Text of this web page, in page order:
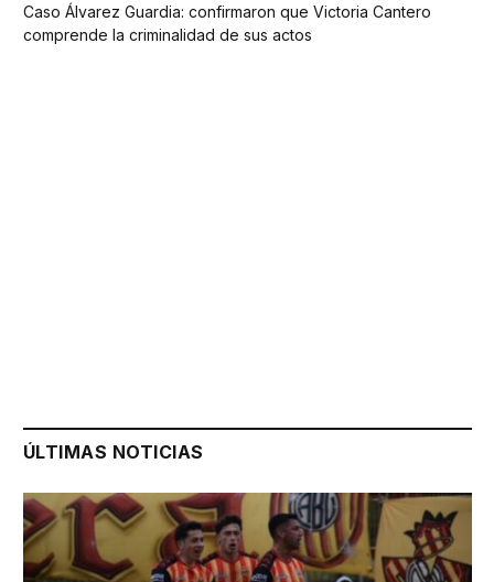
Caso Álvarez Guardia: confirmaron que Victoria Cantero
comprende la criminalidad de sus actos
ÚLTIMAS NOTICIAS